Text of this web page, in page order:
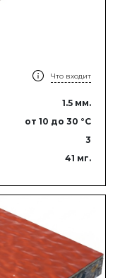
Что входит
1.5 мм.
от 10 до 30 °C
3
41 мг.